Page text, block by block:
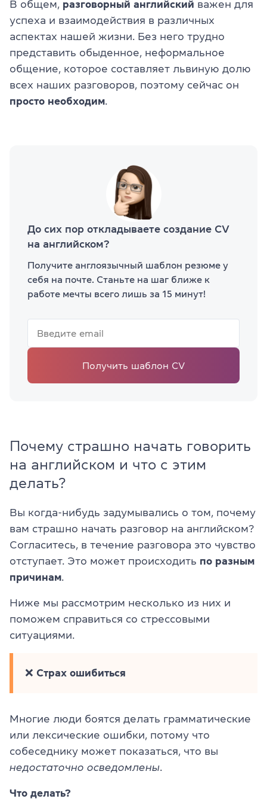
В общем, разговорный английский важен для
успеха и взаимодействия в различных
аспектах нашей жизни. Без него трудно
представить обыденное, неформальное
общение, которое составляет львиную долю
всех наших разговоров, поэтому сейчас он
просто необходим.
До сих пор откладываете создание CV
на английском?
Получите англоязычный шаблон резюме у
себя на почте. Станьте на шаг ближе к
работе мечты всего лишь за 15 минут!
Получить шаблон CV
Почему страшно начать говорить
на английском и что с этим
делать?
Вы когда-нибудь задумывались о том, почему
вам страшно начать разговор на английском?
Согласитесь, в течение разговора это чувство
отступает. Это может происходить по разным
причинам.
Ниже мы рассмотрим несколько из них и
поможем справиться со стрессовыми
ситуациями.
❌ Страх ошибиться
Многие люди боятся делать грамматические
или лексические ошибки, потому что
собеседнику может показаться, что вы
недостаточно осведомлены.
Что делать?